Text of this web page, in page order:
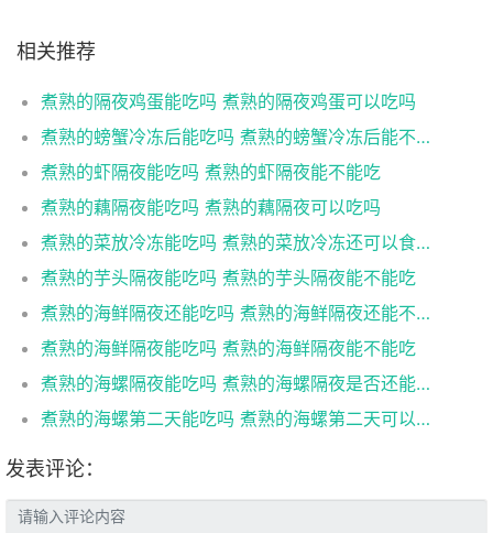
相关推荐
煮熟的隔夜鸡蛋能吃吗 煮熟的隔夜鸡蛋可以吃吗
煮熟的螃蟹冷冻后能吃吗 煮熟的螃蟹冷冻后能不能吃
煮熟的虾隔夜能吃吗 煮熟的虾隔夜能不能吃
煮熟的藕隔夜能吃吗 煮熟的藕隔夜可以吃吗
煮熟的菜放冷冻能吃吗 煮熟的菜放冷冻还可以食用吗
煮熟的芋头隔夜能吃吗 煮熟的芋头隔夜能不能吃
煮熟的海鲜隔夜还能吃吗 煮熟的海鲜隔夜还能不能吃
煮熟的海鲜隔夜能吃吗 煮熟的海鲜隔夜能不能吃
煮熟的海螺隔夜能吃吗 煮熟的海螺隔夜是否还能吃
煮熟的海螺第二天能吃吗 煮熟的海螺第二天可以吃吗
发表评论：